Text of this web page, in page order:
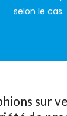
selon le cas.
sur